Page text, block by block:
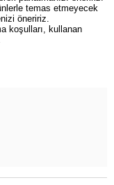
temas etmeyecek
öneririz.
koşulları, kullanan